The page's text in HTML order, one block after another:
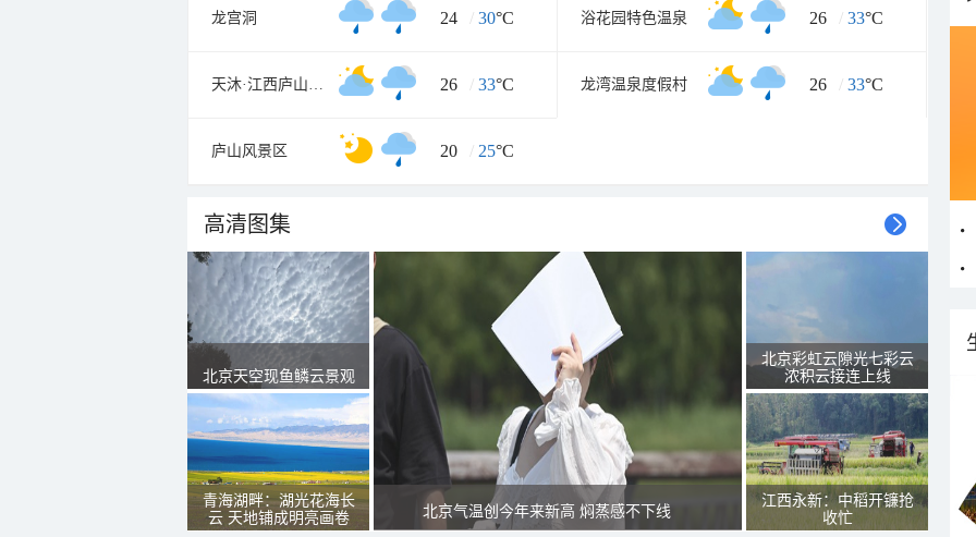
龙宫洞 24 / 30°C 浴花园特色温泉 26 / 33°C
天沐·江西庐山温泉度假村 26 / 33°C 龙湾温泉度假村 26 / 33°C
庐山风景区 20 / 25°C
高清图集
北京天空现鱼鳞云景观
青海湖畔：湖光花海长
云 天地铺成明亮画卷
北京气温创今年来新高 焖蒸感不下线
北京彩虹云隙光七彩云
浓积云接连上线
江西永新：中稻开镰抢
收忙